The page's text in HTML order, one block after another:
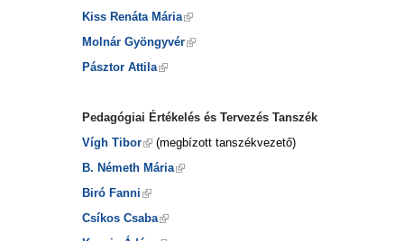
Kiss Renáta Mária
Molnár Gyöngyvér
Pásztor Attila
Pedagógiai Értékelés és Tervezés Tanszék
Vígh Tibor
(megbízott tanszékvezető)
B. Németh Mária
Biró Fanni
Csíkos Csaba